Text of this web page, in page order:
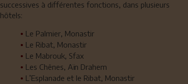
successives à différentes fonctions, dans plusieurs
hôtels:
• Le Palmier, Monastir
• Le Ribat, Monastir
• Le Mabrouk, Sfax
• Les Chênes, Aïn Drahem
• L’Esplanade et le Ribat, Monastir